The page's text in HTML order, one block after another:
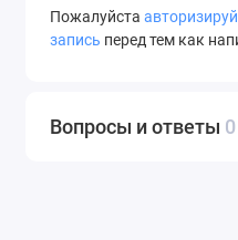
Пожалуйста
запись перед тем как
Вопросы и ответы 0